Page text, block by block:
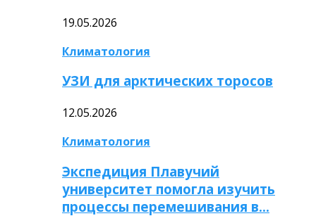
19.05.2026
Климатология
УЗИ для арктических торосов
12.05.2026
Климатология
Экспедиция Плавучий
университет помогла изучить
процессы перемешивания в…